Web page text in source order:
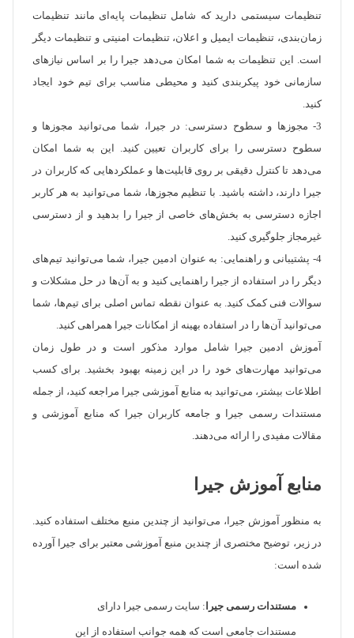
تنظیمات سیستمی دارید که شامل تنظیمات پایه‌ای مانند تنظیمات
زمان‌بندی، تنظیمات ایمیل و اعلان، تنظیمات امنیتی و تنظیمات دیگر
است. این تنظیمات به شما امکان می‌دهد جیرا را بر اساس نیازهای
سازمانی خود پیکربندی کنید و محیطی مناسب برای تیم خود ایجاد
کنید.
3- مجوزها و سطوح دسترسی: در جیرا، شما می‌توانید مجوزها و
سطوح دسترسی را برای کاربران تعیین کنید. این به شما امکان
می‌دهد تا کنترل دقیقی بر روی قابلیت‌ها و عملکردهایی که کاربران در
جیرا دارند، داشته باشید. با تنظیم مجوزها، شما می‌توانید به هر کاربر
اجازه دسترسی به بخش‌های خاصی از جیرا را بدهید و از دسترسی
غیرمجاز جلوگیری کنید.
4- پشتیبانی و راهنمایی: به عنوان ادمین جیرا، شما می‌توانید تیم‌های
دیگر را در استفاده از جیرا راهنمایی کنید و به آن‌ها در حل مشکلات و
سوالات فنی کمک کنید. به عنوان نقطه تماس اصلی برای تیم‌ها، شما
می‌توانید آن‌ها را در استفاده بهینه از امکانات جیرا همراهی کنید.
آموزش ادمین جیرا شامل موارد مذکور است و در طول زمان
می‌توانید مهارت‌های خود را در این زمینه بهبود بخشید. برای کسب
اطلاعات بیشتر، می‌توانید به منابع آموزشی جیرا مراجعه کنید، از جمله
مستندات رسمی جیرا و جامعه کاربران جیرا که منابع آموزشی و
مقالات مفیدی را ارائه می‌دهند.
منابع آموزش جیرا
به منظور آموزش جیرا، می‌توانید از چندین منبع مختلف استفاده کنید.
در زیر، توضیح مختصری از چندین منبع آموزشی معتبر برای جیرا آورده
شده است:
مستندات رسمی جیرا : سایت رسمی جیرا دارای
مستندات جامعی است که همه جوانب استفاده از این